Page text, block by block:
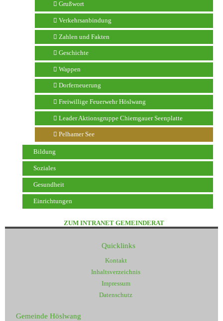
Grußwort
Verkehrsanbindung
Zahlen und Fakten
Geschichte
Wappen
Dorferneuerung
Freiwillige Feuerwehr Höslwang
Leader Aktionsgruppe Chiemgauer Seenplatte
Pelhamer See
Bildung
Soziales
Gesundheit
Einrichtungen
ZUM INTRANET GEMEINDERAT
Quicklinks
Kontakt
Inhaltsverzeichnis
Impressum
Datenschutz
Gemeinde Höslwang